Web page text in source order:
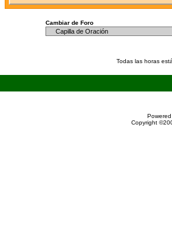
Cambiar de Foro
Todas las horas
Copyright